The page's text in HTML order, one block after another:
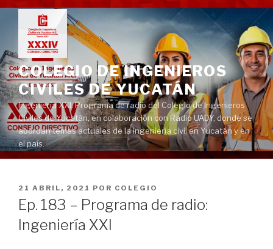
Ir
contenido
COLEGIO DE INGENIEROS
CIVILES DE YUCATÁN
Ingeniería XXI. Programa de radio del Colegio de Ingenieros
Civiles de Yucatán, en colaboración con Radio UADY, donde se
abordan temas actuales de la ingeniería civil en Yucatán y en
el país.
PUBLICADO
EN
21 ABRIL, 2021 POR COLEGIO
Ep. 183 – Programa de radio:
Ingeniería XXI